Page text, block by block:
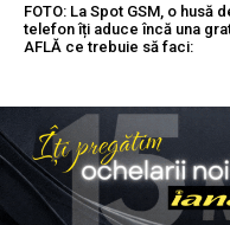
FOTO: La Spot GSM, o husă
telefon îți aduce încă una
AFLĂ ce trebuie să faci: